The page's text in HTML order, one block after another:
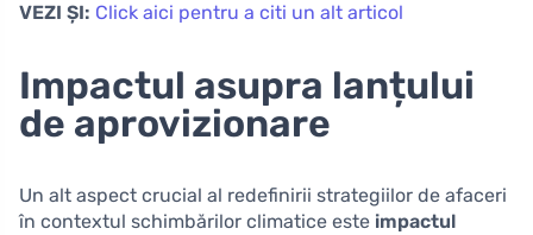
VEZI ȘI: Click aici pentru a citi un alt articol
Impactul asupra lanțului
de aprovizionare
Un alt aspect crucial al redefinirii strategiilor de afaceri
în contextul schimbărilor climatice este impactul